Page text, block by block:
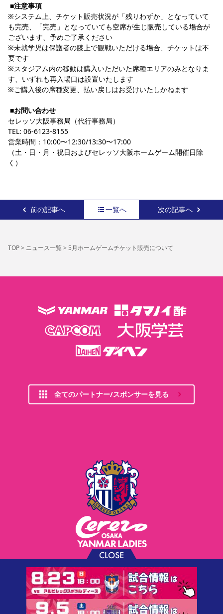
CLOSE
■注意事項
※システム上、チケット販売状況が「残りわずか」となっていて
も完売、「完売」となっていても空席が生じ販売している場合が
ございます、予めご了承ください
※未就学児は保護者の膝上で観戦いただける場合、チケットは不
要です
※スタジアム内の移動は購入いただいた席種エリアのみとなりま
す、いずれも再入場口は設置いたします
※ご購入後の席種変更、払い戻しはお受けいたしかねます
■お問い合わせ
セレッソ大阪事務局（代行事務局）
TEL: 06-6123-8155
営業時間：10:00〜12:30/13:30〜17:00
（土・日・月・祝日およびセレッソ大阪ホームゲーム開催日除
く）
前の記事へ 一覧へ 次の記事へ
TOP> ニュース一覧> 5月ホームゲームチケット販売について
全てのパートナー/スポンサーを見る
お問い合わせプライバシーポリシー ソーシャルメディアポリシー
©CEREZO OSAKA CO.,LTD.